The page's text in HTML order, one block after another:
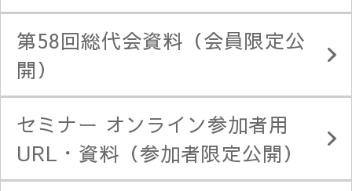
第58回総代会資料（会員限定公
開）
セミナー オンライン参加者用
URL・資料（参加者限定公開）